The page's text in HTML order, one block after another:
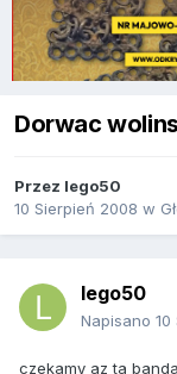
Dorwac
Przez lego50
10 Sierpień 2008 w
lego50
Napisano 10
czekamy az ta